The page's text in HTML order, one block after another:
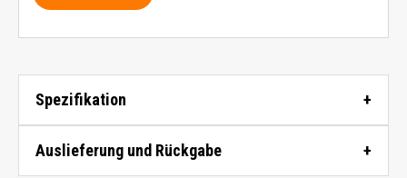
Spezifikation
Auslieferung und Rückgabe